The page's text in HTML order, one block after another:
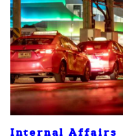
Internal Affairs
ค้นหา
SHARE